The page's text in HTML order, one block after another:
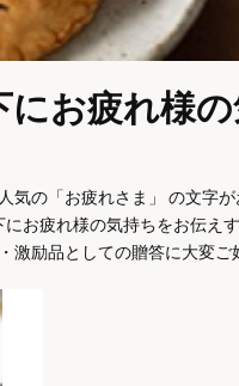
お疲れ様の
の「お疲れさま」 の文字
お疲れ様の気持ちをお伝え
励品としての贈答に大変ご